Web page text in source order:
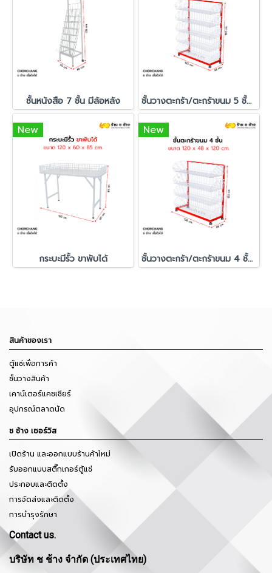
ชั้นหนังสือ 7 ชั้น มีล้อหลัง ชั้นวางตะกร้า/ตะกร้าขนม 5 ชั้น ขนาด 120x150 cm.
New
กระบะมีรั้ว ขาพับได้
New
ชั้นวางตะกร้า/ตะกร้าขนม 4 ชั้น ขนาด 120 x 120 cm.
สินค้าของเรา
ตู้แช่เพื่อการค้า
ชั้นวางสินค้า
เคาน์เตอร์แคชเชียร์
อุปกรณ์ตลาดนัด
ช ช้าง เซอร์วิส
เปิดร้าน และออกแบบร้านค้าใหม่
รับออกแบบสติ๊กเกอร์ตู้แช่
ประกอบและติดตั้ง
การจัดส่งและติดตั้ง
การบำรุงรักษา
Contact us.
บริษัท ช ช้าง จำกัด (ประเทศไทย)